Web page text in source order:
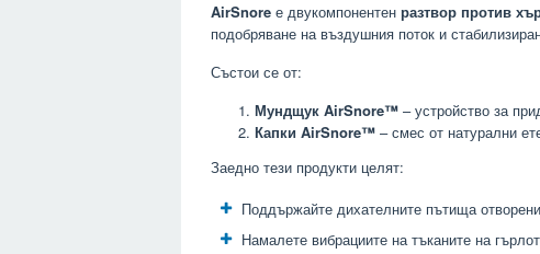
AirSnore е двукомпонентен разтвор против
подобряване на въздушния поток и
Състои се от:
Мундщук AirSnore™ – устройство за
Капки AirSnore™ – смес от натурални
Заедно тези продукти целят:
Поддържайте дихателните пътища отворени
Намалете вибрациите на тъканите на